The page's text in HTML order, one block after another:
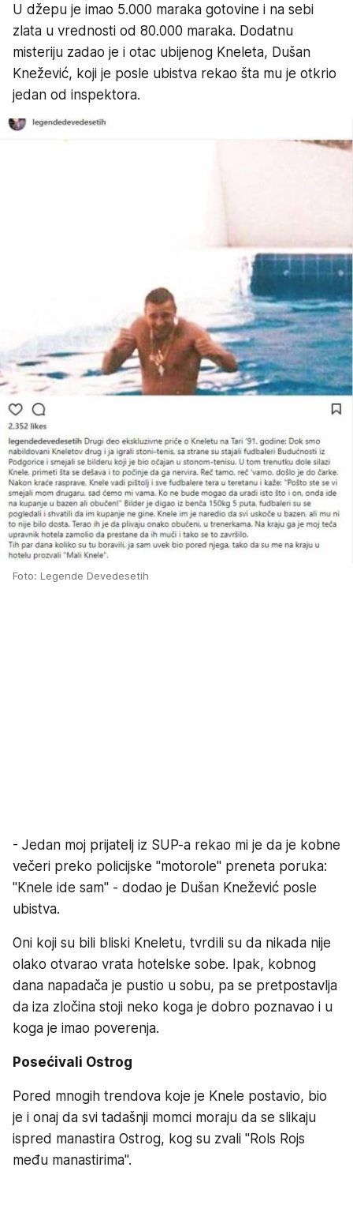
U džepu je imao 5.000 maraka gotovine i na sebi
zlata u vrednosti od 80.000 maraka. Dodatnu
misteriju zadao je i otac ubijenog Kneleta, Dušan
Knežević, koji je posle ubistva rekao šta mu je otkrio
jedan od inspektora.
Foto: Legende Devedesetih
- Jedan moj prijatelj iz SUP-a rekao mi je da je kobne
večeri preko policijske "motorole" preneta poruka:
"Knele ide sam" - dodao je Dušan Knežević posle
ubistva.
Oni koji su bili bliski Kneletu, tvrdili su da nikada nije
olako otvarao vrata hotelske sobe. Ipak, kobnog
dana napadača je pustio u sobu, pa se pretpostavlja
da iza zločina stoji neko koga je dobro poznavao i u
koga je imao poverenja.
Posećivali Ostrog
Pored mnogih trendova koje je Knele postavio, bio
je i onaj da svi tadašnji momci moraju da se slikaju
ispred manastira Ostrog, kog su zvali "Rols Rojs
među manastirima".